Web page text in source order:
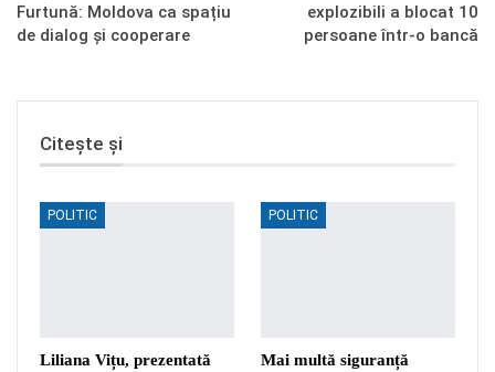
Furtună: Moldova ca spațiu
de dialog și cooperare
explozibili a blocat 10
persoane într-o bancă
Citește și
POLITIC
Liliana Vițu, prezentată
POLITIC
Mai multă siguranță